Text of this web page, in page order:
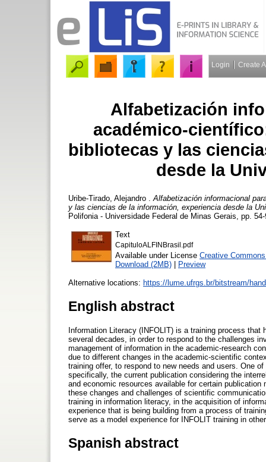
Login Create
Alfabetización
académico-
bibliotecas y las
desde la
Uribe-Tirado, Alejandro
Alfabetización informacional
y las ciencias de la información, experiencia desde la
Polifonia - Universidade Federal de Minas Gerais, pp.
Text
CapituloALFINBrasil.pdf
Available under License Creative
Download (2MB) | Preview
Alternative locations: https://lume.ufrgs.br/bitstream/
English abstract
Information Literacy (INFOLIT) is a training process
several decades, in order to respond to the challenges
management of information in the academic-research
due to different changes in the academic-scientific
training offer, to respond to new needs and users. One
specifically, the current publication considering the
and economic resources available for certain
these changes and challenges of scientific
training in information literacy, in the acquisition of
experience that is being building from a process of
serve as a model experience for INFOLIT training in
Spanish abstract